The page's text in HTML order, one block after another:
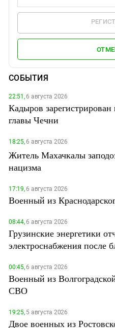
СОБЫТИЯ
22:51,6 августа 2026
Кадыров
главы Чечни
18:25,6 августа 2026
Житель Махачкалы
нацизма
17:19,6 августа 2026
Военный из
08:44,6 августа 2026
Грузинские энергетики
электроснабжения после
00:45,6 августа 2026
Военный из
СВО
19:25,5 августа 2026
Двое военных из